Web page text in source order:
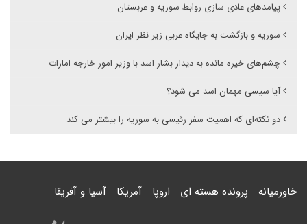
پیامدهای عادی سازی روابط سوریه و عربستان
سوریه و بازگشت به جایگاه عربی زیر نظر ایران
چشم‌های خیره مانده به دیدار بشار اسد با وزیر امور خارجه امارات
آیا سیسی مهمان اسد می شود؟
دو نکته‌ای که اهمیت سفر رئیسی به سوریه را بیشتر می کند
خاورمیانه پرونده هسته ای اروپا آمریکا آسیا و آفریقا